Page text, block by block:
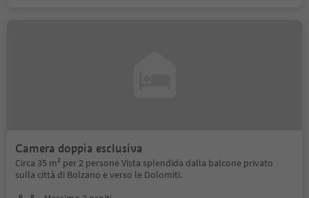
Camera doppia esclusiva
Circa 35 m² per 2 persone Vista splendida dalla balcone privato
sulla città di Bolzano e verso le Dolomiti.